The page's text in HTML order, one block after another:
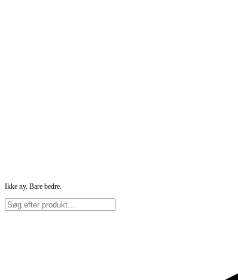
Ikke ny. Bare bedre.